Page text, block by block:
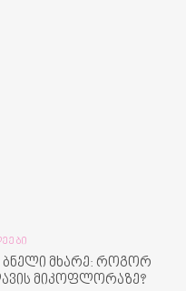
ბნელი მხარე: როგორ
მიკოფლორაზე?